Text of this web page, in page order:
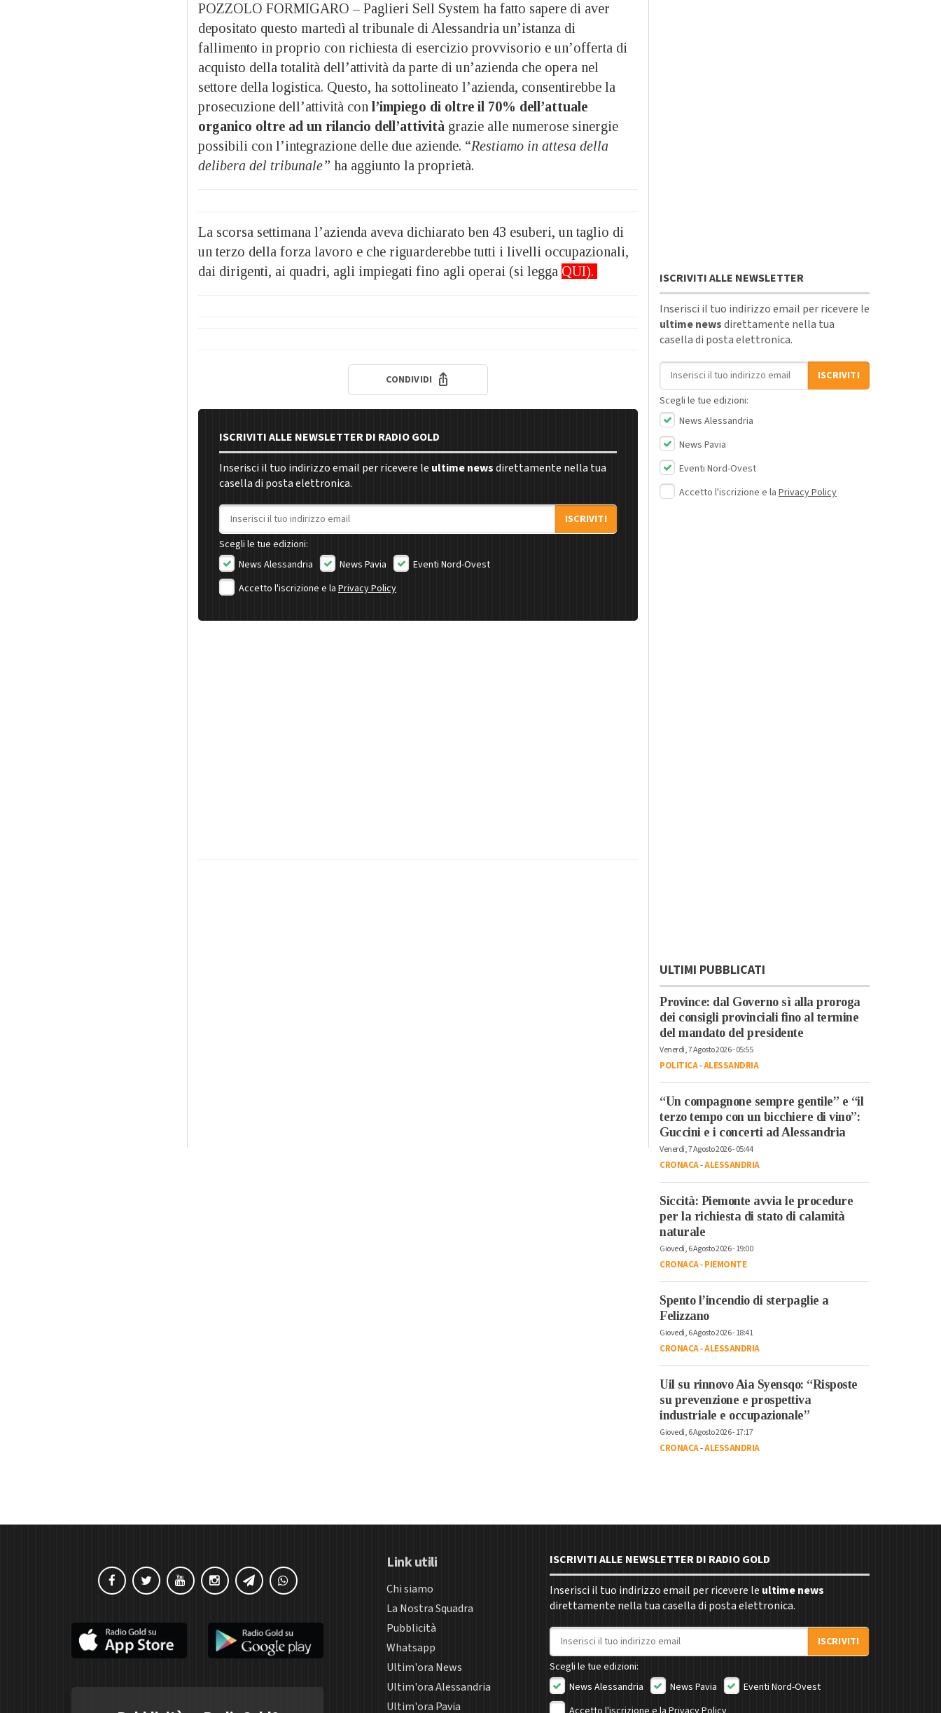
POZZOLO FORMIGARO – Paglieri Sell System ha fatto sapere di aver
depositato questo martedì al tribunale di Alessandria un’istanza di
fallimento in proprio con richiesta di esercizio provvisorio e un’offerta di
acquisto della totalità dell’attività da parte di un’azienda che opera nel
settore della logistica. Questo, ha sottolineato l’azienda, consentirebbe la
prosecuzione dell’attività con l’impiego di oltre il 70% dell’attuale
organico oltre ad un rilancio dell’attività grazie alle numerose sinergie
possibili con l’integrazione delle due aziende. “Restiamo in attesa della
delibera del tribunale” ha aggiunto la proprietà.
La scorsa settimana l’azienda aveva dichiarato ben 43 esuberi, un taglio di
un terzo della forza lavoro e che riguarderebbe tutti i livelli occupazionali,
dai dirigenti, ai quadri, agli impiegati fino agli operai (si legga QUI).
CONDIVIDI
ISCRIVITI ALLE NEWSLETTER DI RADIO GOLD
Inserisci il tuo indirizzo email per ricevere le ultime newsdirettamente nella tua
casella di posta elettronica.
Indirizzo email
ISCRIVITI
Scegli le tue edizioni:
News Alessandria
News Pavia
Eventi Nord-Ovest
Accetto l'iscrizione e la Privacy Policy
ISCRIVITI ALLE NEWSLETTER
Inserisci il tuo indirizzo email per ricevere le
ultime newsdirettamente nella tua
casella di posta elettronica.
Indirizzo email
ISCRIVITI
Scegli le tue edizioni:
News Alessandria
News Pavia
Eventi Nord-Ovest
Accetto l'iscrizione e la Privacy Policy
ULTIMI PUBBLICATI
Province: dal Governo sì alla proroga
dei consigli provinciali fino al termine
del mandato del presidente
Venerdì, 7 Agosto 2026 - 05:55
POLITICA-ALESSANDRIA
“Un compagnone sempre gentile” e “il
terzo tempo con un bicchiere di vino”:
Guccini e i concerti ad Alessandria
Venerdì, 7 Agosto 2026 - 05:44
CRONACA-ALESSANDRIA
Siccità: Piemonte avvia le procedure
per la richiesta di stato di calamità
naturale
Giovedì, 6 Agosto 2026 - 19:00
CRONACA-PIEMONTE
Spento l’incendio di sterpaglie a
Felizzano
Giovedì, 6 Agosto 2026 - 18:41
CRONACA-ALESSANDRIA
Uil su rinnovo Aia Syensqo: “Risposte
su prevenzione e prospettiva
industriale e occupazionale”
Giovedì, 6 Agosto 2026 - 17:17
CRONACA-ALESSANDRIA
Link utili
Chi siamo
La Nostra Squadra
Pubblicità
Whatsapp
Ultim'ora News
Ultim'ora Alessandria
Ultim'ora Pavia
ISCRIVITI ALLE NEWSLETTER DI RADIO GOLD
Inserisci il tuo indirizzo email per ricevere le ultime news
direttamente nella tua casella di posta elettronica.
Indirizzo email
ISCRIVITI
Scegli le tue edizioni:
News Alessandria
News Pavia
Eventi Nord-Ovest